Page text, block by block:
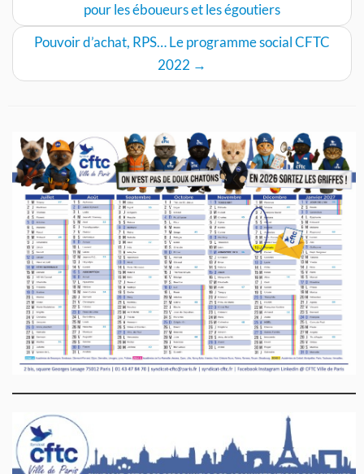
pour les éboueurs et les égoutiers
Pouvoir d’achat, RPS… Le programme social CFTC
2022 →